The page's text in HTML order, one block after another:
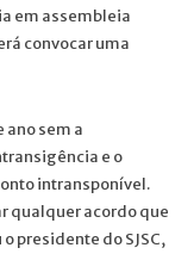
em assembleia
convocar uma
ano sem a
e o
intransponível.
qualquer acordo que
presidente do SJSC,